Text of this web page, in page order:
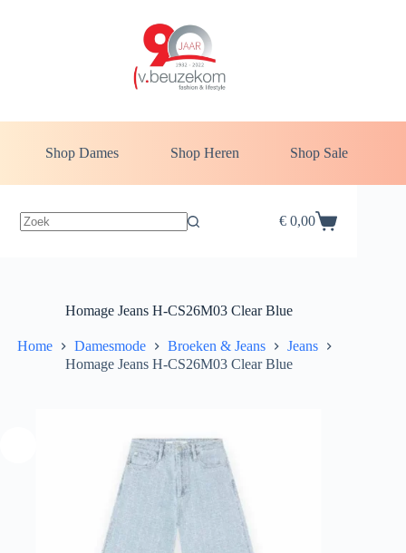
Shop Dames Shop Heren Shop Sale
Winkelwagen
€0,00
Homage Jeans H-CS26M03 Clear Blue
Home Damesmode Broeken & Jeans
Jeans
Homage Jeans H-CS26M03 Clear Blue